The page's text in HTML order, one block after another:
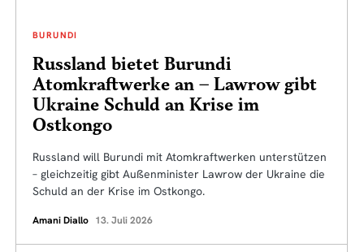
BURUNDI
Russland bietet Burundi
Atomkraftwerke an – Lawrow gibt
Ukraine Schuld an Krise im
Ostkongo
Russland will Burundi mit Atomkraftwerken unterstützen
– gleichzeitig gibt Außenminister Lawrow der Ukraine die
Schuld an der Krise im Ostkongo.
Amani Diallo 13. Juli 2026